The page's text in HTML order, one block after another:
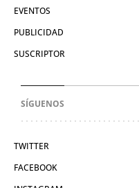
EVENTOS
PUBLICIDAD
SUSCRIPTOR
SÍGUENOS
TWITTER
FACEBOOK